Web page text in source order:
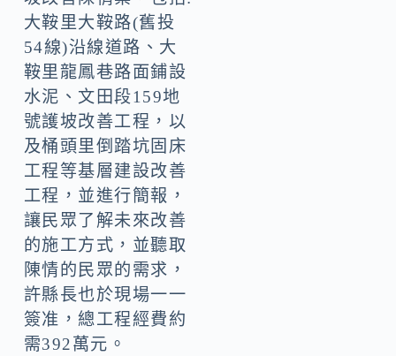
大鞍里大鞍路(舊投
54線)沿線道路、大
鞍里龍鳳巷路面鋪設
水泥、文田段159地
號護坡改善工程，以
及桶頭里倒踏坑固床
工程等基層建設改善
工程，並進行簡報，
讓民眾了解未來改善
的施工方式，並聽取
陳情的民眾的需求，
許縣長也於現場一一
簽准，總工程經費約
需392萬元。